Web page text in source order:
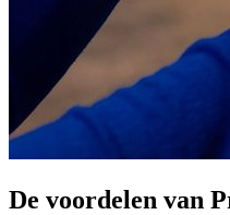
De voordelen van